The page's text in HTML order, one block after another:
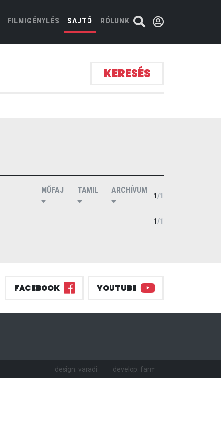
FILMIGÉNYLÉS SAJTÓ RÓLUNK
KERESÉS
MŰFAJ TAMIL ARCHÍVUM
1/1
1/1
FACEBOOK YOUTUBE
design: varadi develop: farm